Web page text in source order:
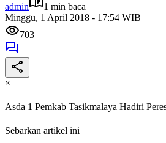
admin
1 min baca
Minggu, 1 April 2018 - 17:54 WIB
703
×
Asda 1 Pemkab Tasikmalaya Hadiri
Sebarkan artikel ini